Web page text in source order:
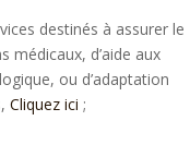
destinés à assurer le
médicaux, d’aide aux
ou d’adaptation
Cliquez ici ;